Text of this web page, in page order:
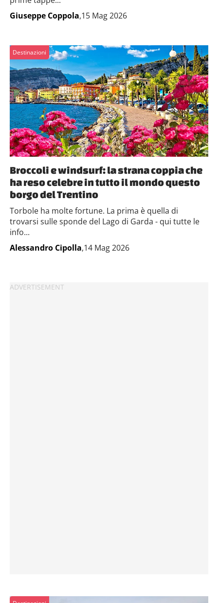
Giuseppe Coppola,15 Mag 2026
Destinazioni
Broccoli e windsurf: la strana coppia che
ha reso celebre in tutto il mondo questo
borgo del Trentino
Torbole ha molte fortune. La prima è quella di
trovarsi sulle sponde del Lago di Garda - qui tutte le
info...
Alessandro Cipolla,14 Mag 2026